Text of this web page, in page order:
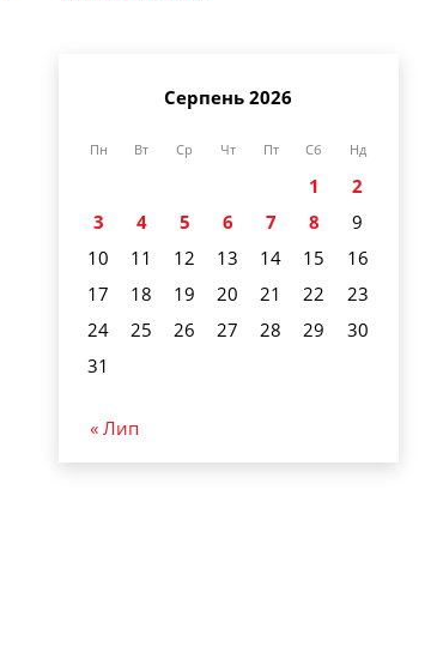
Серпень 2026
Пн Вт Ср Чт Пт Сб Нд
1
2
3
4 5 6 7 8
9
10
11 12 13 14 15
16
17
18 19 20 21 22
23
24
25 26 27 28 29
30
31
« Лип